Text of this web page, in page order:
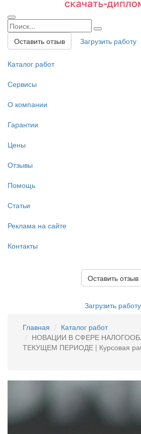
Оставить отзыв Загрузить работу
Каталог работ
Сервисы
О компании
Гарантии
Цены
Отзывы
Помощь
Статьи
Реклама на сайте
Контакты
Оставить отзыв
Загрузить работу
Главная
Каталог работ
НОВАЦИИ В СФЕРЕ
ТЕКУЩЕМ ПЕРИОДЕ | Курсовая